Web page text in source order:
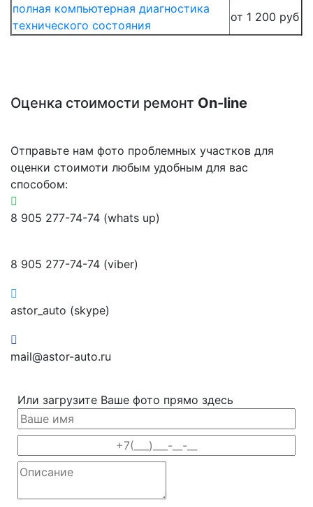
полная компьютерная диагностика
технического состояния
от 1 200 руб
Оценка стоимости ремонт On-line
Отправьте нам фото проблемных участков для
оценки стоимоти любым удобным для вас
способом:
8 905 277-74-74 (whats up)
8 905 277-74-74 (viber)
astor_auto (skype)
mail@astor-auto.ru
Или загрузите Ваше фото прямо здесь